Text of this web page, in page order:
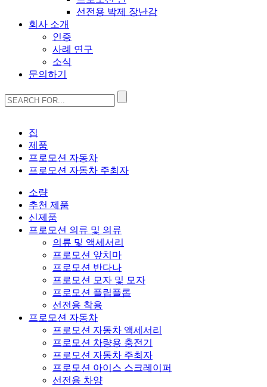
선전용 박제 장난감
회사 소개
인증
사례 연구
소식
문의하기
집
제품
프로모션 자동차
프로모션 자동차 주최자
소량
추천 제품
신제품
프로모션 의류 및 의류
의류 및 액세서리
프로모션 앞치마
프로모션 반다나
프로모션 모자 및 모자
프로모션 플립플롭
선전용 착용
프로모션 자동차
프로모션 자동차 액세서리
프로모션 차량용 충전기
프로모션 자동차 주최자
프로모션 아이스 스크레이퍼
선전용 차양